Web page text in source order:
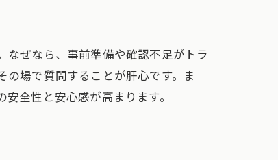
なぜなら、事前準備や確認不足がトラ
場で質問することが肝心です。ま
全性と安心感が高まります。